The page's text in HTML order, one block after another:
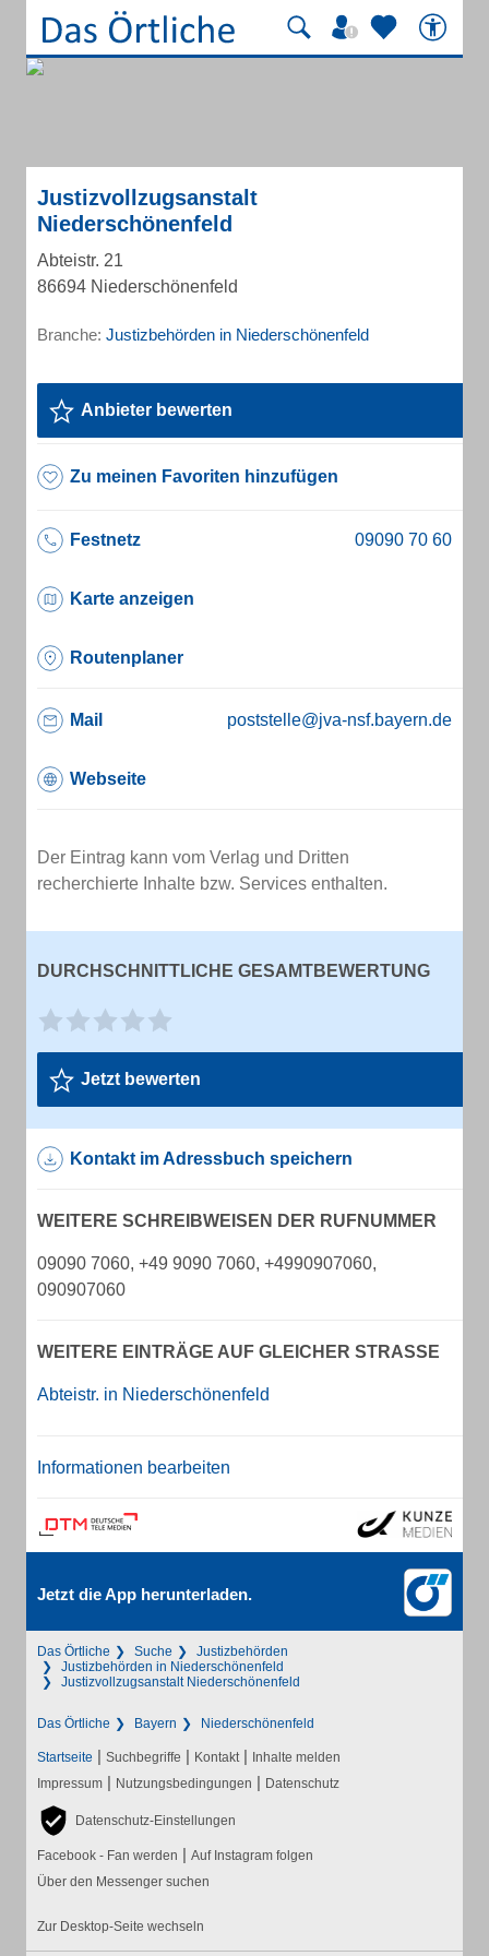
Justizvollzugsanstalt
Niederschönenfeld
Abteistr. 21
86694 Niederschönenfeld
Branche: Justizbehörden in Niederschönenfeld
Anbieter bewerten
Zu meinen Favoriten hinzufügen
Festnetz
Karte anzeigen
Routenplaner
Mail poststelle@jva-nsf.bayern.de
Webseite
Der Eintrag kann vom Verlag und Dritten
recherchierte Inhalte bzw. Services enthalten.
DURCHSCHNITTLICHE GESAMTBEWERTUNG
Jetzt bewerten
Kontakt im Adressbuch speichern
WEITERE SCHREIBWEISEN DER RUFNUMMER
09090 7060, +49 9090 7060, +4990907060,
090907060
WEITERE EINTRÄGE AUF GLEICHER STRASSE
Abteistr. in Niederschönenfeld
Informationen bearbeiten
Jetzt die App herunterladen.
Das Örtliche Suche
Justizbehörden
Justizbehörden in Niederschönenfeld
Justizvollzugsanstalt Niederschönenfeld
Das Örtliche Bayern Niederschönenfeld
Startseite | Suchbegriffe | Kontakt | Inhalte melden
Impressum | Nutzungsbedingungen | Datenschutz
Datenschutz-Einstellungen
Facebook - Fan werden | Auf Instagram folgen
Über den Messenger suchen
Zur Desktop-Seite wechseln